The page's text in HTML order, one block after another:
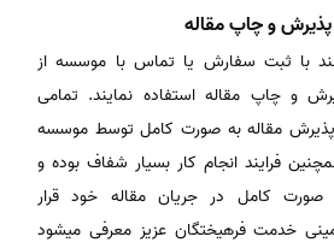
و چاپ مقاله
با ثبت سفارش یا تماس با موسسه از
و چاپ مقاله استفاده نمایند. تمامی
مقاله به صورت کامل توسط موسسه
فرایند انجام کار بسیار شفاف بوده و
صورت کامل در جریان مقاله خود قرار
خدمت فرهیختگان عزیز معرفی میشود